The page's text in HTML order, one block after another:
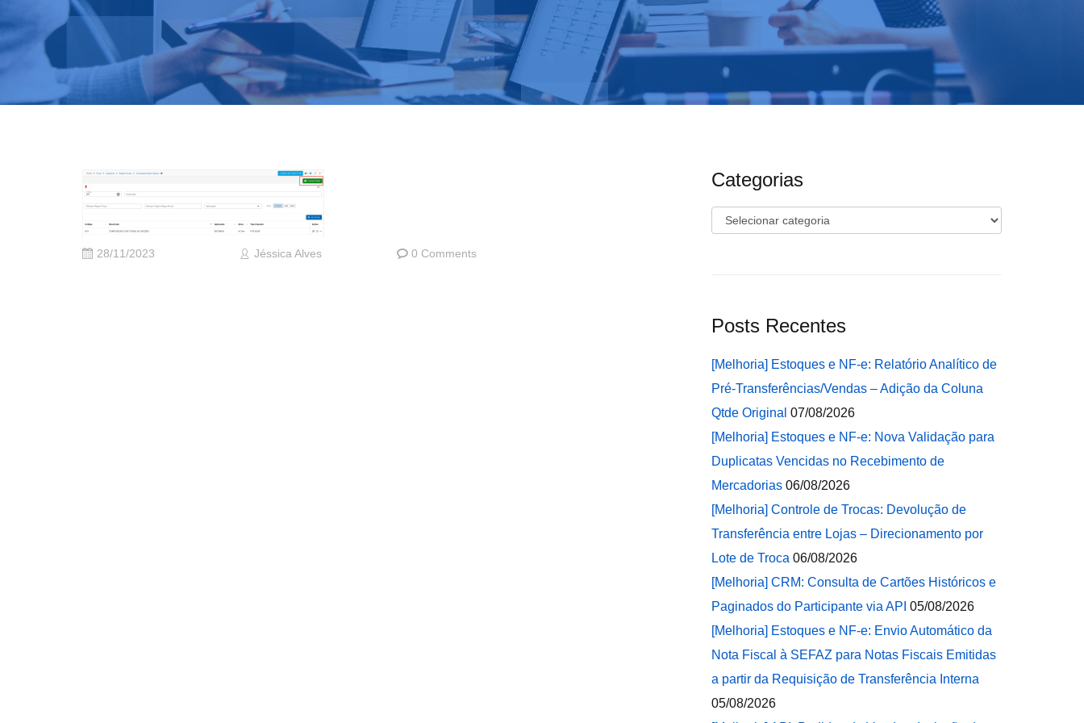
28/11/2023 Jéssica Alves 0 Comments
Categorias
Categorias
Posts Recentes
[Melhoria] Estoques e NF-e: Relatório Analítico de
Pré-Transferências/Vendas – Adição da Coluna
Qtde Original 07/08/2026
[Melhoria] Estoques e NF-e: Nova Validação para
Duplicatas Vencidas no Recebimento de
Mercadorias 06/08/2026
[Melhoria] Controle de Trocas: Devolução de
Transferência entre Lojas – Direcionamento por
Lote de Troca 06/08/2026
[Melhoria] CRM: Consulta de Cartões Históricos e
Paginados do Participante via API 05/08/2026
[Melhoria] Estoques e NF-e: Envio Automático da
Nota Fiscal à SEFAZ para Notas Fiscais Emitidas
a partir da Requisição de Transferência Interna
05/08/2026